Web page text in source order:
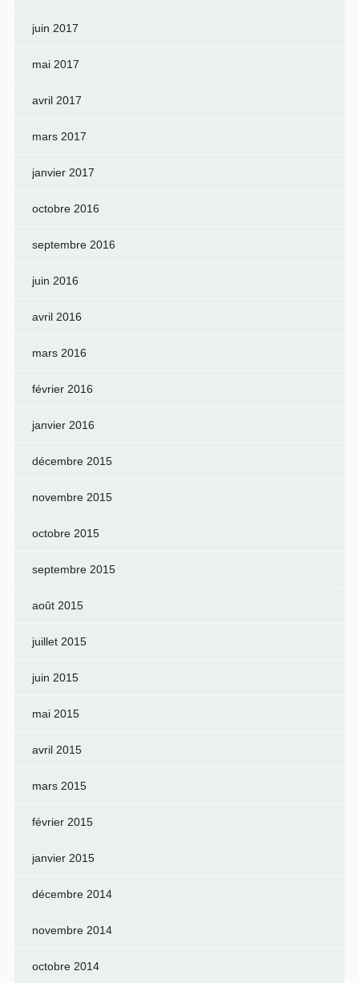
juin 2017
mai 2017
avril 2017
mars 2017
janvier 2017
octobre 2016
septembre 2016
juin 2016
avril 2016
mars 2016
février 2016
janvier 2016
décembre 2015
novembre 2015
octobre 2015
septembre 2015
août 2015
juillet 2015
juin 2015
mai 2015
avril 2015
mars 2015
février 2015
janvier 2015
décembre 2014
novembre 2014
octobre 2014